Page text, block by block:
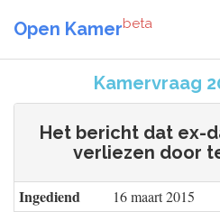
Open Kamerbeta
Kamervraag
Het bericht dat ex-
verliezen door
Ingediend 16 maart 2015